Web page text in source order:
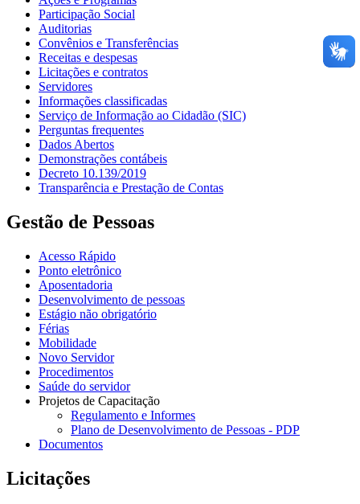
Participação Social
Auditorias
Convênios e Transferências
Receitas e despesas
Licitações e contratos
Servidores
Informações classificadas
Serviço de Informação ao Cidadão (SIC)
Perguntas frequentes
Dados Abertos
Demonstrações contábeis
Decreto 10.139/2019
Transparência e Prestação de Contas
Gestão de Pessoas
Acesso Rápido
Ponto eletrônico
Aposentadoria
Desenvolvimento de pessoas
Estágio não obrigatório
Férias
Mobilidade
Novo Servidor
Procedimentos
Saúde do servidor
Projetos de Capacitação
Regulamento e Informes
Plano de Desenvolvimento de Pessoas - PDP
Documentos
Licitações